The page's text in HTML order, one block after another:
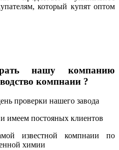
который купят оптом
нашу компанию
компнаии ?
проверки нашего завода
имеем постояных клиентов
известной компнаии по
химии